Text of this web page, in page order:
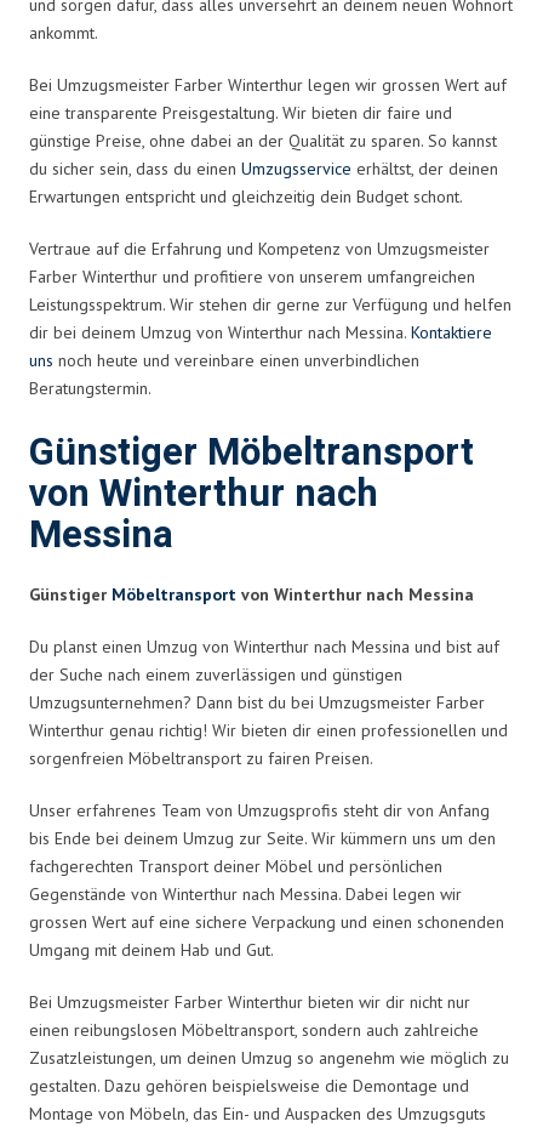
und sorgen dafür, dass alles unversehrt an deinem neuen Wohnort
ankommt.
Bei Umzugsmeister Farber Winterthur legen wir grossen Wert auf
eine transparente Preisgestaltung. Wir bieten dir faire und
günstige Preise, ohne dabei an der Qualität zu sparen. So kannst
du sicher sein, dass du einen Umzugsservice erhältst, der deinen
Erwartungen entspricht und gleichzeitig dein Budget schont.
Vertraue auf die Erfahrung und Kompetenz von Umzugsmeister
Farber Winterthur und profitiere von unserem umfangreichen
Leistungsspektrum. Wir stehen dir gerne zur Verfügung und helfen
dir bei deinem Umzug von Winterthur nach Messina. Kontaktiere
uns noch heute und vereinbare einen unverbindlichen
Beratungstermin.
Günstiger Möbeltransport
von Winterthur nach
Messina
Günstiger Möbeltransport von Winterthur nach Messina
Du planst einen Umzug von Winterthur nach Messina und bist auf
der Suche nach einem zuverlässigen und günstigen
Umzugsunternehmen? Dann bist du bei Umzugsmeister Farber
Winterthur genau richtig! Wir bieten dir einen professionellen und
sorgenfreien Möbeltransport zu fairen Preisen.
Unser erfahrenes Team von Umzugsprofis steht dir von Anfang
bis Ende bei deinem Umzug zur Seite. Wir kümmern uns um den
fachgerechten Transport deiner Möbel und persönlichen
Gegenstände von Winterthur nach Messina. Dabei legen wir
grossen Wert auf eine sichere Verpackung und einen schonenden
Umgang mit deinem Hab und Gut.
Bei Umzugsmeister Farber Winterthur bieten wir dir nicht nur
einen reibungslosen Möbeltransport, sondern auch zahlreiche
Zusatzleistungen, um deinen Umzug so angenehm wie möglich zu
gestalten. Dazu gehören beispielsweise die Demontage und
Montage von Möbeln, das Ein- und Auspacken des Umzugsguts